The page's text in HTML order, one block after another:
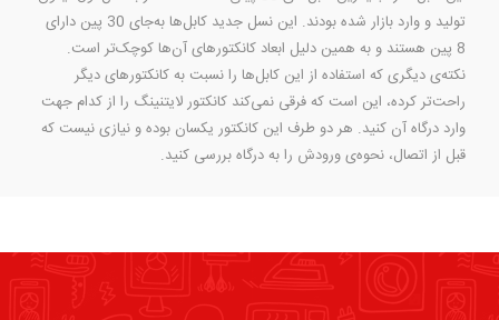
تولید و وارد بازار شده بودند. این نسل جدید کابل‌ها به‌جای 30 پین دارای
8 پین هستند و به همین دلیل ابعاد کانکتور‌های آن‌ها کوچک‌تر است.
نکته‌ی دیگری که استفاده از این کابل‌ها را نسبت به کانکتورهای دیگر
راحت‌تر کرده، این است که فرقی نمی‌کند کانکتور لایتنینگ را از کدام جهت
وارد درگاه آن کنید. هر دو طرف این کانکتور یکسان بوده و نیازی نیست که
قبل از اتصال، نحوه‌ی ورودش را به درگاه بررسی کنید.